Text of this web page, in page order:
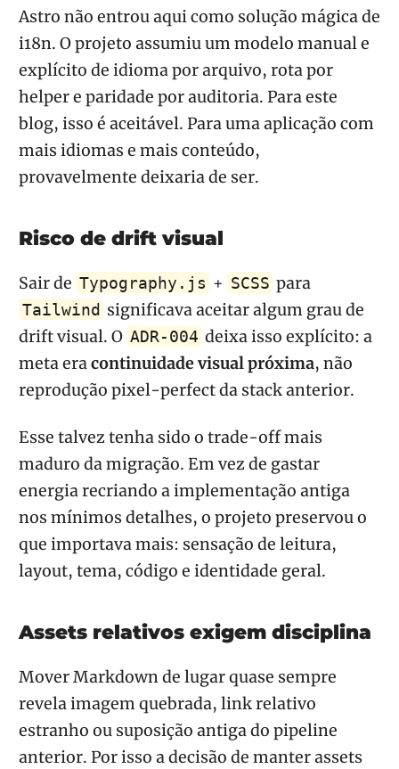
Astro não entrou aqui como solução mágica de
i18n. O projeto assumiu um modelo manual e
explícito de idioma por arquivo, rota por
helper e paridade por auditoria. Para este
blog, isso é aceitável. Para uma aplicação com
mais idiomas e mais conteúdo,
provavelmente deixaria de ser.
Risco de drift visual
Sair de Typography.js + SCSS para
Tailwind significava aceitar algum grau de
drift visual. O ADR-004 deixa isso explícito: a
meta eracontinuidade visual próxima, não
reprodução pixel-perfect da stack anterior.
Esse talvez tenha sido o trade-off mais
maduro da migração. Em vez de gastar
energia recriando a implementação antiga
nos mínimos detalhes, o projeto preservou o
que importava mais: sensação de leitura,
layout, tema, código e identidade geral.
Assets relativos exigem disciplina
Mover Markdown de lugar quase sempre
revela imagem quebrada, link relativo
estranho ou suposição antiga do pipeline
anterior. Por isso a decisão de manter assets